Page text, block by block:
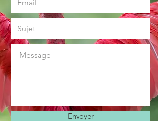
Envoyer